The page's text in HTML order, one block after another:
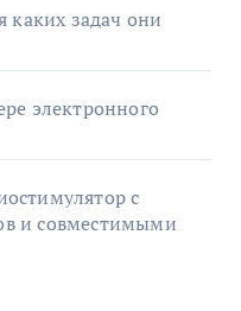
каких задач они
электронного
с
и совместимыми